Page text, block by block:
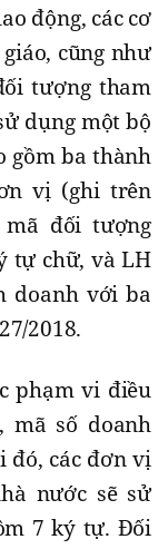
động, các cơ
cũng như
tượng tham
dụng một bộ
gồm ba thành
vị (ghi trên
đối tượng
tự chữ, và LH
doanh với ba
2018.
phạm vi điều
mã số doanh
đó, các đơn vị
nước sẽ sử
7 ký tự. Đối